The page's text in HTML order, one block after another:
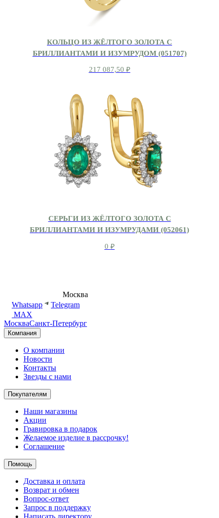
КОЛЬЦО ИЗ ЖЁЛТОГО ЗОЛОТА С
БРИЛЛИАНТАМИ И ИЗУМРУДОМ (051707)
217 087,50 ₽
СЕРЬГИ ИЗ ЖЁЛТОГО ЗОЛОТА С
БРИЛЛИАНТАМИ И ИЗУМРУДАМИ (052061)
0 ₽
Москва
Whatsapp
Telegram
MAX
МоскваСанкт-Петербург
Компания
О компании
Новости
Контакты
Звезды с нами
Покупателям
Наши магазины
Акции
Гравировка в подарок
Желаемое изделие в рассрочку!
Соглашение
Помощь
Доставка и оплата
Возврат и обмен
Вопрос-ответ
Запрос в поддержку
Написать директору